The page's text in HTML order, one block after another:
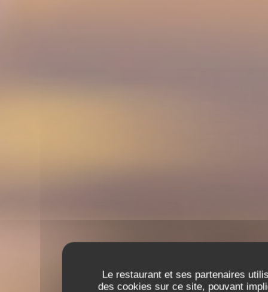
Le restaurant et ses partenaires
des cookies sur ce site, pouvant